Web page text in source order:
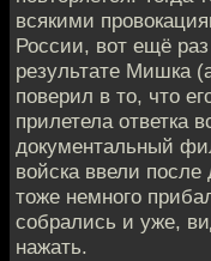
всякими
России, вот ещё
результате Мишка
поверил в то, что
прилетела ответка
документальный
войска ввели
тоже немного
собрались и уже,
нажать.